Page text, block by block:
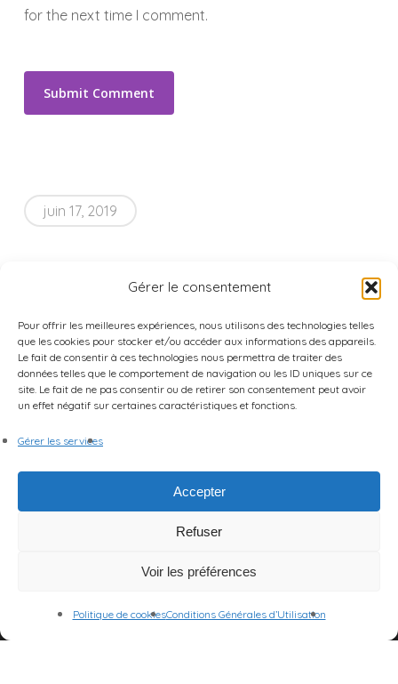
Gérer le consentement
Pour offrir les meilleures expériences, nous utilisons des technologies telles
que les cookies pour stocker et/ou accéder aux informations des appareils.
Le fait de consentir à ces technologies nous permettra de traiter des
données telles que le comportement de navigation ou les ID uniques sur ce
site. Le fait de ne pas consentir ou de retirer son consentement peut avoir
un effet négatif sur certaines caractéristiques et fonctions.
Gérer les services
Accepter
Refuser
Voir les préférences
Politique de cookiesConditions Générales d’Utilisation
for the next time I comment.
juin 17, 2019